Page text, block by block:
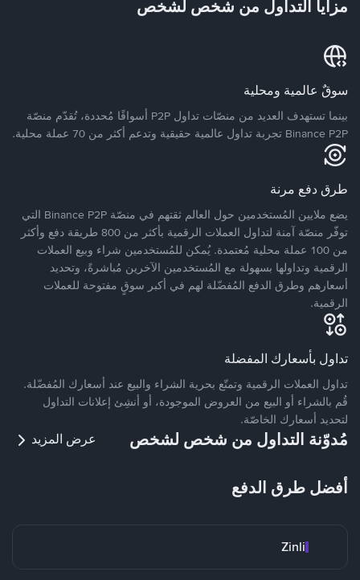
مزايا التداول من شخص لشخص
سوقٌ عالمية ومحلية
بينما تستهدف العديد من منصّات تداول P2P أسواقًا مُحددة، تُقدّم منصّة
Binance P2P تجربة تداول عالمية حقيقية وتدعم أكثر من 70 عملة محلية.
طرق دفع مرنة
يضع ملايين المُستخدمين حول العالم ثقتهم في منصّة Binance P2P التي
توفّر منصّة آمنة لتداول العملات الرقمية بأكثر من 800 طريقة دفع وأكثر
من 100 عملة محلية مُعتمدة. يُمكن للمُستخدمين شراء وبيع العملات
الرقمية وتداولها بسهولة مع المُستخدمين الآخرين مُباشرةً، وتحديد
أسعارهم وطرق الدفع المُفضّلة لهم في أكبر سوقٍ مفتوحة للعملات
الرقمية.
تداول بأسعارك المفضلة
تداول العملات الرقمية وتمتّع بحرية الشراء والبيع عند أسعارك المُفضّلة.
قُم بالشراء أو البيع من العروض الموجودة، أو أنشِئ إعلانات التداول
لتحديد أسعارك الخاصّة.
مُدوّنة التداول من شخص لشخص عرض المزيد
أفضل طرق الدفع
Zinli